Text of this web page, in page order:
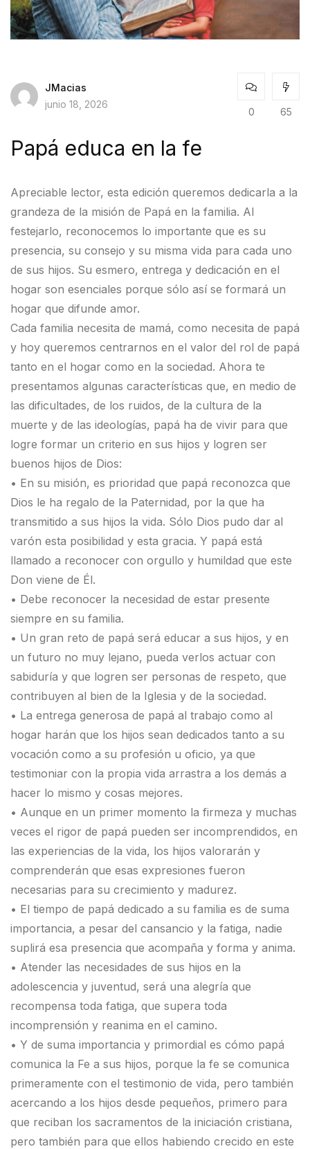
JMacias
junio 18, 2026
0 65
Papá educa en la fe
Apreciable lector, esta edición queremos dedicarla a la
grandeza de la misión de Papá en la familia. Al
festejarlo, reconocemos lo importante que es su
presencia, su consejo y su misma vida para cada uno
de sus hijos. Su esmero, entrega y dedicación en el
hogar son esenciales porque sólo así se formará un
hogar que difunde amor.
Cada familia necesita de mamá, como necesita de papá
y hoy queremos centrarnos en el valor del rol de papá
tanto en el hogar como en la sociedad. Ahora te
presentamos algunas características que, en medio de
las dificultades, de los ruidos, de la cultura de la
muerte y de las ideologías, papá ha de vivir para que
logre formar un criterio en sus hijos y logren ser
buenos hijos de Dios:
• En su misión, es prioridad que papá reconozca que
Dios le ha regalo de la Paternidad, por la que ha
transmitido a sus hijos la vida. Sólo Dios pudo dar al
varón esta posibilidad y esta gracia. Y papá está
llamado a reconocer con orgullo y humildad que este
Don viene de Él.
• Debe reconocer la necesidad de estar presente
siempre en su familia.
• Un gran reto de papá será educar a sus hijos, y en
un futuro no muy lejano, pueda verlos actuar con
sabiduría y que logren ser personas de respeto, que
contribuyen al bien de la Iglesia y de la sociedad.
• La entrega generosa de papá al trabajo como al
hogar harán que los hijos sean dedicados tanto a su
vocación como a su profesión u oficio, ya que
testimoniar con la propia vida arrastra a los demás a
hacer lo mismo y cosas mejores.
• Aunque en un primer momento la firmeza y muchas
veces el rigor de papá pueden ser incomprendidos, en
las experiencias de la vida, los hijos valorarán y
comprenderán que esas expresiones fueron
necesarias para su crecimiento y madurez.
• El tiempo de papá dedicado a su familia es de suma
importancia, a pesar del cansancio y la fatiga, nadie
suplirá esa presencia que acompaña y forma y anima.
• Atender las necesidades de sus hijos en la
adolescencia y juventud, será una alegría que
recompensa toda fatiga, que supera toda
incomprensión y reanima en el camino.
• Y de suma importancia y primordial es cómo papá
comunica la Fe a sus hijos, porque la fe se comunica
primeramente con el testimonio de vida, pero también
acercando a los hijos desde pequeños, primero para
que reciban los sacramentos de la iniciación cristiana,
pero también para que ellos habiendo crecido en este